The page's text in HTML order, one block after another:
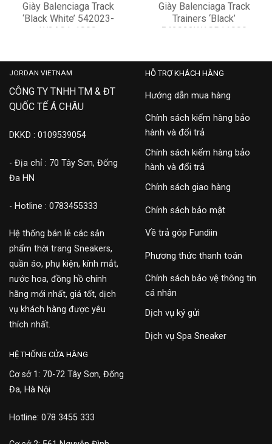
Giày Balenciaga Track
‘Black White’ 542023-
W3AC1-1090
Giày Balenciaga Track
Trainers ‘Black’
542023W1GB11000
JORDAN VIETNAM
CÔNG TY TNHH TM & ĐT
QUỐC TẾ Á CHÂU
DKKD : 0109539054
- Địa chỉ : 70 Tây Sơn, Đống
Đa HN
- Hotline : 0783455333
Hệ thống bán lẻ các sản
phẩm thời trang Sneakers,
quần áo, phụ kiện, kính mắt,
nước hoa, đồng hồ chính
hãng mới nhất, giá tốt, dịch
vụ khách hàng được yêu
thích nhất.
HỖ TRỢ KHÁCH HÀNG
Hướng dẫn mua hàng
Chính sách kiểm hàng bảo
hành và đổi trả
Chính sách kiểm hàng bảo
hành và đổi trả
Chính sách giao hàng
Chính sách bảo mật
Về trả góp Fundiin
Phương thức thanh toán
Chính sách bảo vệ thông tin
cá nhân
Dịch vụ ký gửi
Dịch vụ Spa Sneaker
HỆ THỐNG CỬA HÀNG
Cơ sở 1: 70-72 Tây Sơn, Đống
Đa, Hà Nội
Hotline: 078 3455 333